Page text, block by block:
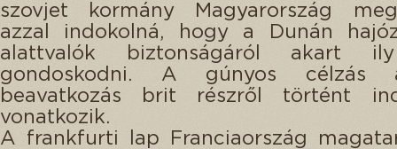
szovjet kormány Magyarország
azzal indokolná, hogy a Dunán
alattvalók biztonságáról akart
gondoskodni. A gúnyos célzás
beavatkozás brit részről történt
vonatkozik.
A frankfurti lap Franciaország